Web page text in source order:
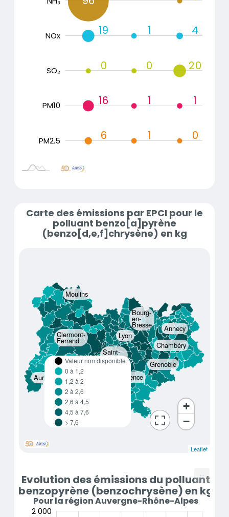
19 1 4
0 0 20
16 1 1
6 1 0
COVNM
SO₂
PM2.5
NOx
PM10
Carte des émissions par EPCI pour le
polluant benzo[a]pyrène
(benzo[d,e,f]chrysène) en kg
Dezoom
Valeur non disponible
0 à 1,2
1,2 à 2
2 à 2,6
2,6 à 4,5
4,5 à 7,6
> 7,6
Bourg-
en-
Bresse
Moulins
Aurillac Valence
Grenoble
Saint-
Étienne
Clermont-
Ferrand
Lyon
Chambéry
Annecy
+
−
Leaflet
Evolution des émissions du polluant
benzopyrène (benzochrysène) en kg
Pour la région Auvergne-Rhône-Alpes
2 000
...